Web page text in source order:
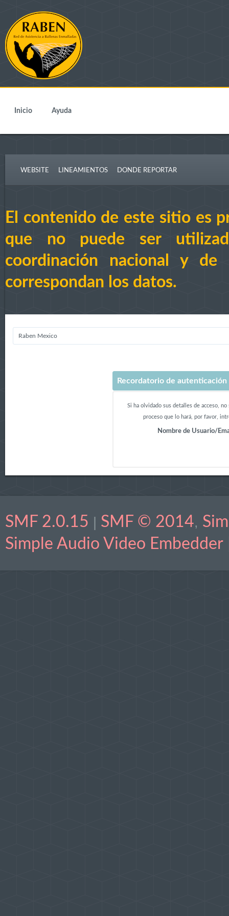
Inicio Ayuda
WEBSITE LINEAMIENTOS DONDE REPORTAR
El contenido de este sitio es
que no puede ser
coordinación nacional y
correspondan los datos.
Raben Mexico
Recordatorio de autenticación
Si ha olvidado sus detalles de acceso,
proceso que lo hará, por favor,
Nombre de Usuario/
SMF 2.0.15 SMF © 2014,
Simple Audio Video Embedder